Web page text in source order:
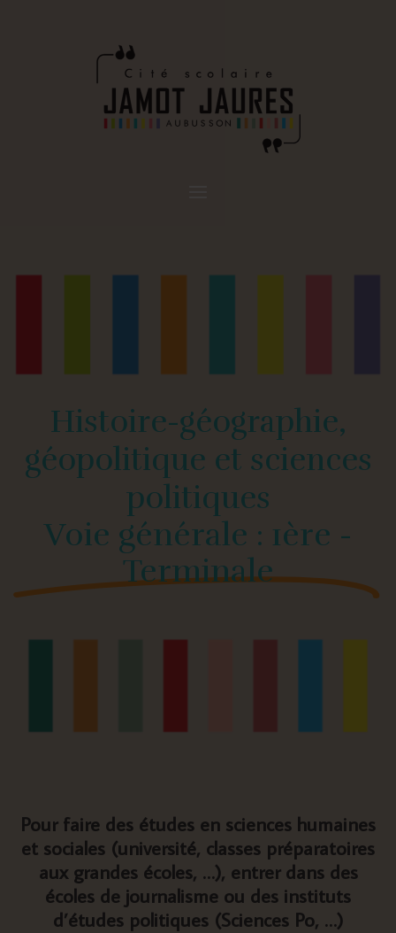
Histoire-géographie,
géopolitique et sciences
politiques
Voie générale : 1ère -
Terminale
Pour faire des études en sciences humaines
et sociales (université, classes préparatoires
aux grandes écoles, …), entrer dans des
écoles de journalisme ou des instituts
d’études politiques (Sciences Po, …)